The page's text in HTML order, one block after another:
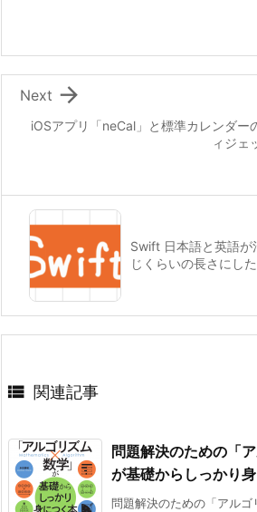
iOSアプリ「neCal」と標準カレンダー
ィジェ

Next
Swift 日本語と英語が
じくらいの長さにし
 関連記事
問題解決のための「
が基礎からしっかり
問題解決のための「アル